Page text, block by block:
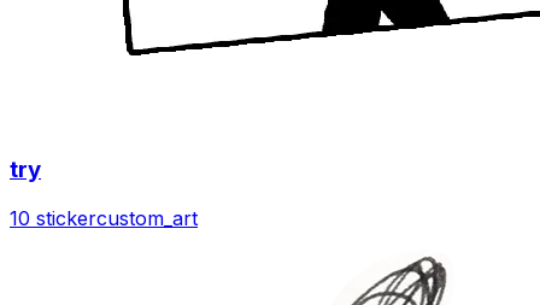
try
10 stickercustom_art